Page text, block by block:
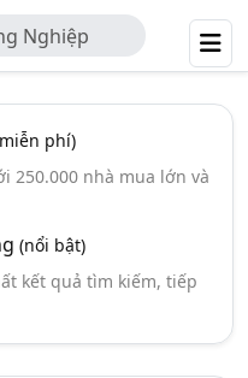
Nghiệp
phí)
250.000 nhà mua lớn và
(nổi bật)
kết quả tìm kiếm, tiếp